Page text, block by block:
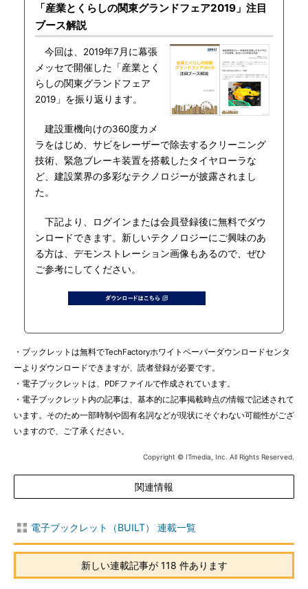
「産業とくらしの関東グランドフェア2019」注目
ブース解説
今回は、2019年7月に幕張
メッセで開催した「産業とく
らしの関東グランドフェア
2019」を振り返ります。
建設重機向けの360度カメ
ラをはじめ、サビをレーザーで除去するクリーニング
技術、緊急ブレーキ装置を搭載したタイヤローラな
ど、建設業界の多彩なテクノロジーが披露されまし
た。
下記より、ログインまたは会員登録後に無料でダウ
ンロードできます。新しいテクノロジーにご興味のあ
る方は、デモンストレーション画像もあるので、ぜひ
ご参考にしてください。
・ブックレットは無料でTechFactoryホワイトペーパーダウンロードセンタ
ーよりダウンロードできますが、読者登録が必要です。
・電子ブックレットは、PDFファイルで作成されています。
・電子ブックレット内の記事は、基本的に記事掲載時点の情報で記述されて
います。そのため一部時制や固有名詞などが現状にそぐわない可能性がござ
いますので、ご了承ください。
Copyright © ITmedia, Inc. All Rights Reserved.
関連情報
電子ブックレット（BUILT） 連載一覧
新しい連載記事が 118 件あります